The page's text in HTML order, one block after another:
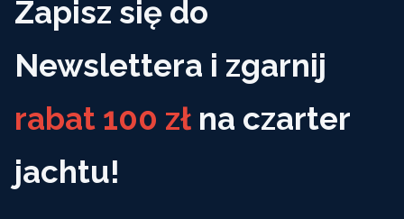
Zapisz się do
Newslettera i zgarnij
rabat 100 zł na czarter
jachtu!